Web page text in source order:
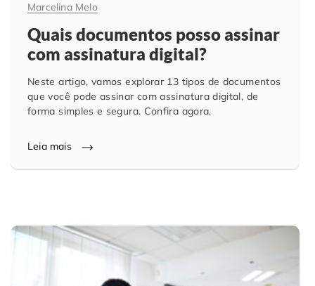
Assinatura Digital
Auditoria de Processos
Transformação Digital
Controle e Organização de Documentos Físicos
Consultoria Documental
Cooperativas
Marcelina Melo
Quais documentos posso assinar
com assinatura digital?
Neste artigo, vamos explorar 13 tipos de documentos
que você pode assinar com assinatura digital, de
forma simples e segura. Confira agora.
Leia mais